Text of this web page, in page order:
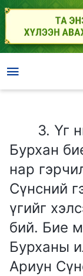
3. Үг
Бурхан
нар
Сүнсний
үгийг
бий. Бие
Бурханы
Ариун